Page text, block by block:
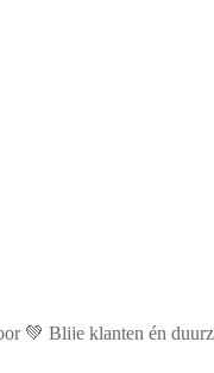
💚 Blije klanten én